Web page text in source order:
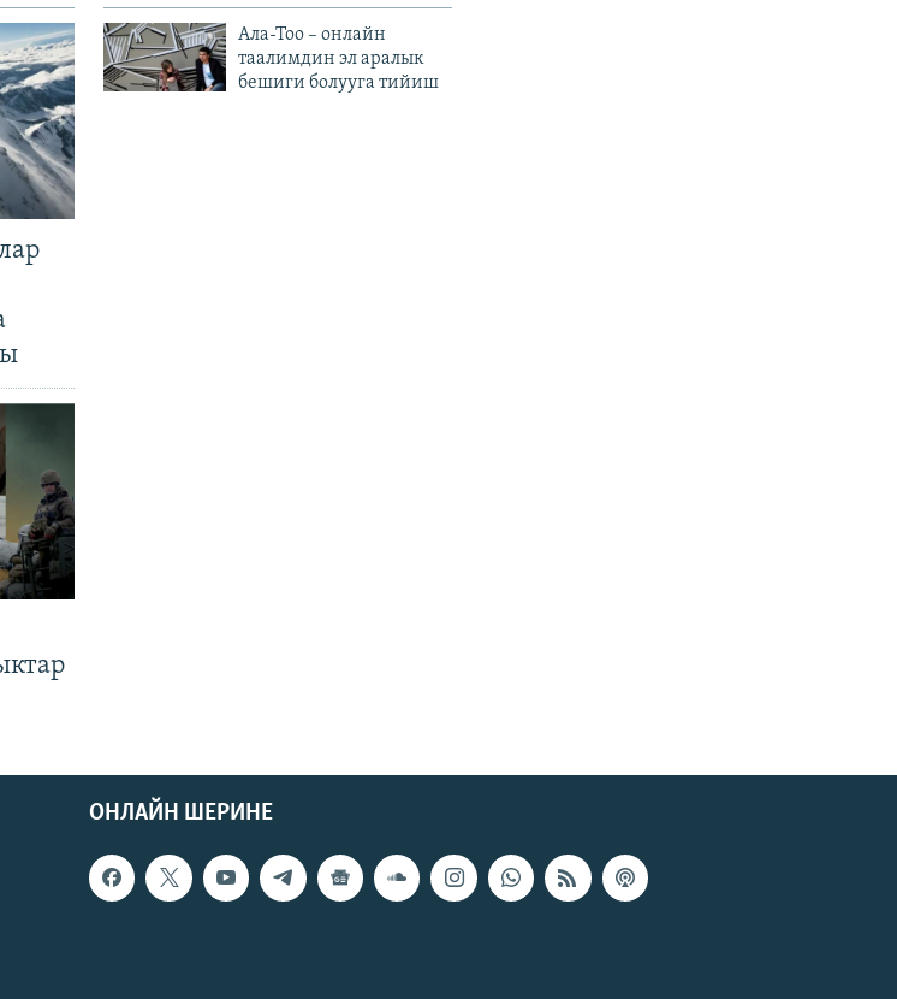
Ала-Тоо – онлайн
таалимдин эл аралык
бешиги болууга тийиш
ОНЛАЙН ШЕРИНЕ